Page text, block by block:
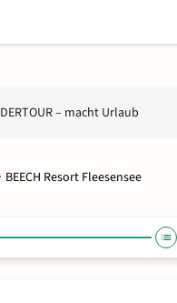
DERTOUR – macht Urlaub
BEECH Resort Fleesensee